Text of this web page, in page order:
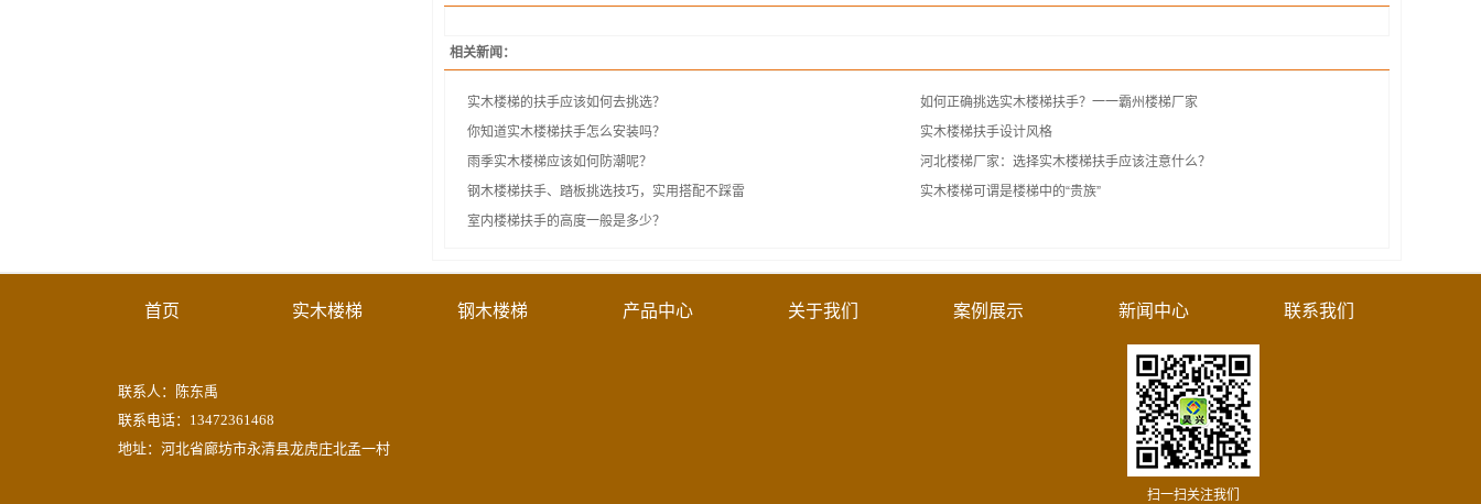
相关新闻：
实木楼梯的扶手应该如何去挑选？
如何正确挑选实木楼梯扶手？一一霸州楼梯厂家
你知道实木楼梯扶手怎么安装吗？
实木楼梯扶手设计风格
雨季实木楼梯应该如何防潮呢？
河北楼梯厂家：选择实木楼梯扶手应该注意什么？
钢木楼梯扶手、踏板挑选技巧，实用搭配不踩雷
实木楼梯可谓是楼梯中的“贵族”
室内楼梯扶手的高度一般是多少？
首页 实木楼梯 钢木楼梯 产品中心 关于我们 案例展示 新闻中心 联系我们
联系人：陈东禹
联系电话：13472361468
地址：河北省廊坊市永清县龙虎庄北孟一村
扫一扫关注我们